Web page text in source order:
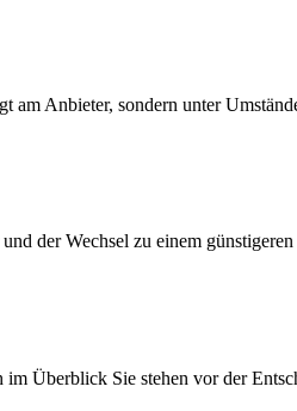
am Anbieter, sondern unter
der Wechsel zu einem
Überblick Sie stehen vor der